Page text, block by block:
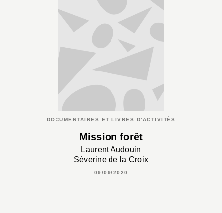
DOCUMENTAIRES ET LIVRES D'ACTIVITÉS
Mission forêt
Laurent Audouin
Séverine de la Croix
09/09/2020